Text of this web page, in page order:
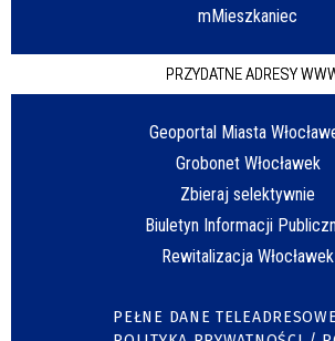
mMieszkaniec
PRZYDATNE ADRESY
Geoportal Miasta
Grobonet Włocławek
Zbieraj selektywnie
Biuletyn Informacji
Rewitalizacja Włocławek
PEŁNE DANE